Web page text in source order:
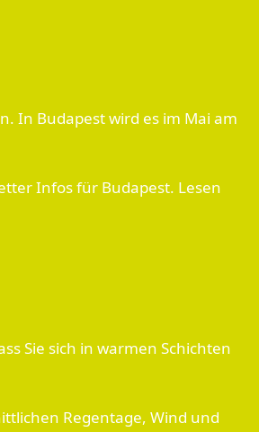
In Budapest wird es im Mai am
Infos für Budapest. Lesen
Sie sich in warmen Schichten
Regentage, Wind und